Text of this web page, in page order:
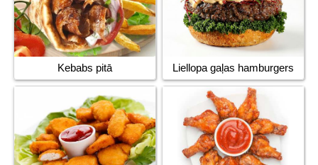
Kebabs pitā Liellopa gaļas hamburgers